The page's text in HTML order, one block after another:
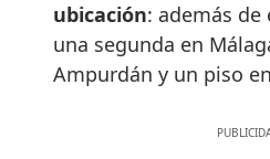
ubicación: además de
una segunda en
Ampurdán y un piso